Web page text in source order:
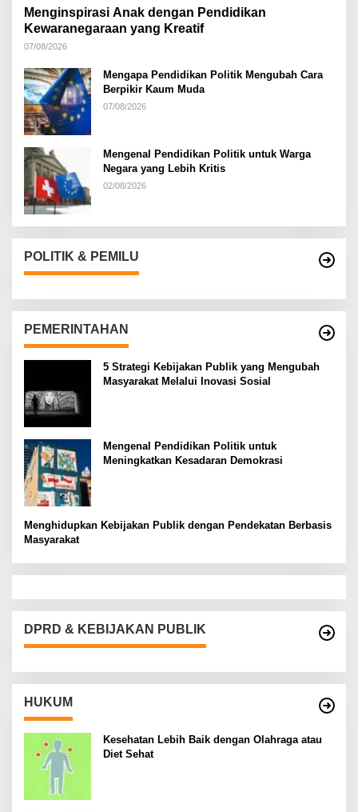
Menginspirasi Anak dengan Pendidikan
Kewaranegaraan yang Kreatif
07/08/2026
Mengapa Pendidikan Politik Mengubah Cara
Berpikir Kaum Muda
07/08/2026
Mengenal Pendidikan Politik untuk Warga
Negara yang Lebih Kritis
02/08/2026
POLITIK & PEMILU
PEMERINTAHAN
5 Strategi Kebijakan Publik yang Mengubah
Masyarakat Melalui Inovasi Sosial
Mengenal Pendidikan Politik untuk
Meningkatkan Kesadaran Demokrasi
Menghidupkan Kebijakan Publik dengan Pendekatan Berbasis
Masyarakat
DPRD & KEBIJAKAN PUBLIK
HUKUM
Kesehatan Lebih Baik dengan Olahraga atau
Diet Sehat